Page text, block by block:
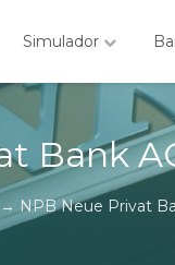
Simulador
Bank
→ NPB Neue Privat